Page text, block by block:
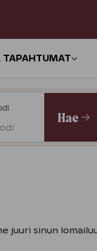
TAPAHTUMAT
Hae
juuri sinun